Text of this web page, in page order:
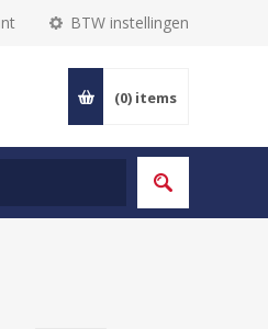
BTW instellingen
(0) items